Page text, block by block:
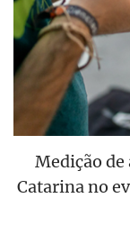
Medição de
Catarina no